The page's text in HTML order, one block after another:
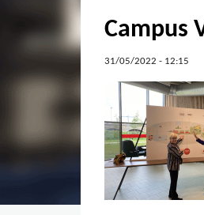
Campus
31/05/2022 - 12:15